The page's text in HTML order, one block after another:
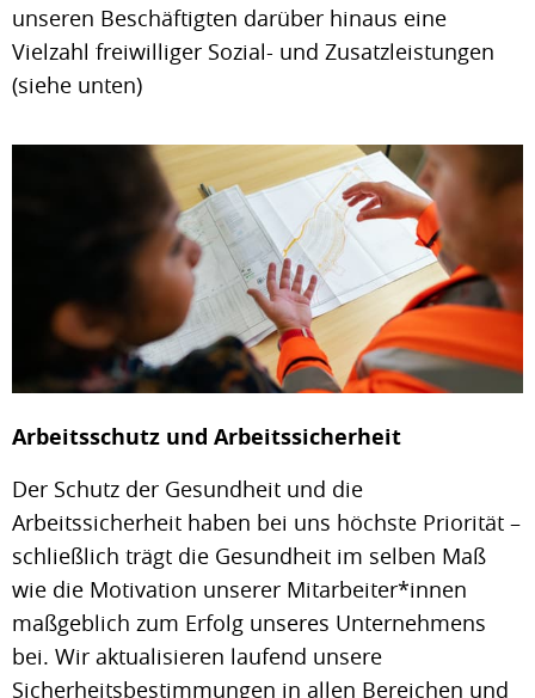
unseren Beschäftigten darüber hinaus eine
Vielzahl freiwilliger Sozial- und Zusatzleistungen
(siehe unten)
Arbeitsschutz und Arbeitssicherheit
Der Schutz der Gesundheit und die
Arbeitssicherheit haben bei uns höchste Priorität –
schließlich trägt die Gesundheit im selben Maß
wie die Motivation unserer Mitarbeiter*innen
maßgeblich zum Erfolg unseres Unternehmens
bei. Wir aktualisieren laufend unsere
Sicherheitsbestimmungen in allen Bereichen und